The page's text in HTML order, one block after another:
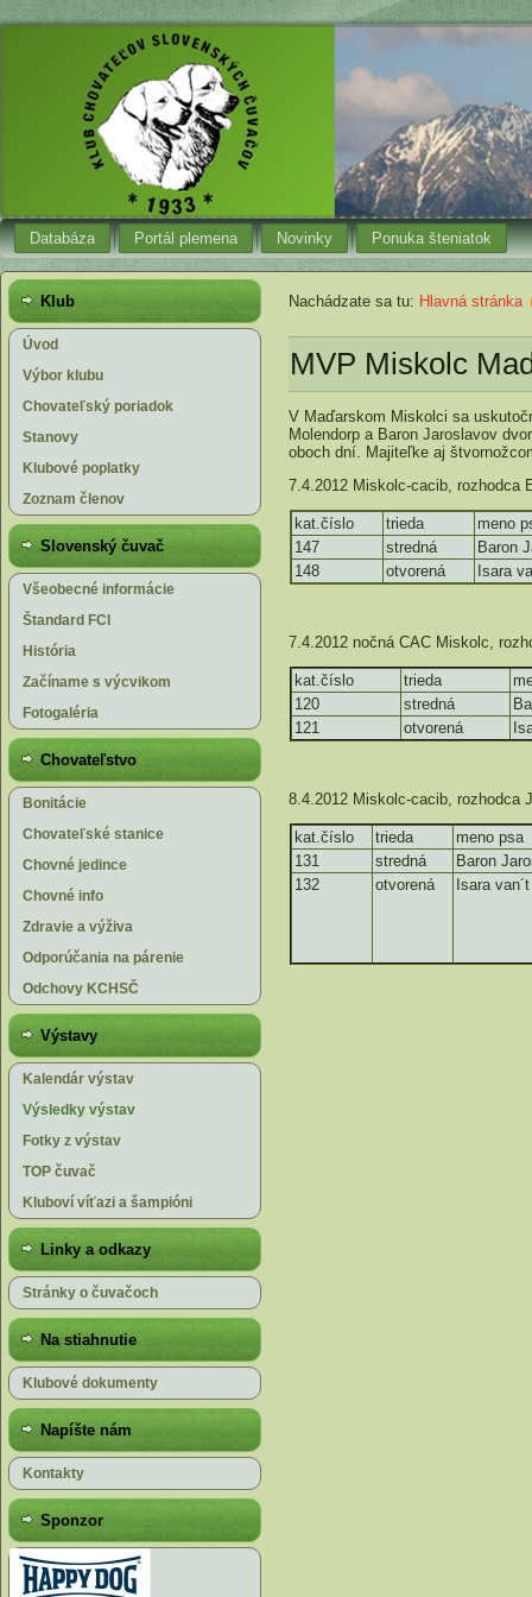
Databáza Portál plemena Novinky Ponuka šteniatok
Klub
Úvod
Výbor klubu
Chovateľský poriadok
Stanovy
Klubové poplatky
Zoznam členov
Slovenský čuvač
Všeobecné informácie
Štandard FCI
História
Začíname s výcvikom
Fotogaléria
Chovateľstvo
Bonitácie
Chovateľské stanice
Chovné jedince
Chovné info
Zdravie a výživa
Odporúčania na párenie
Odchovy KCHSČ
Výstavy
Kalendár výstav
Výsledky výstav
Fotky z výstav
TOP čuvač
Kluboví víťazi a šampióni
Linky a odkazy
Stránky o čuvačoch
Na stiahnutie
Klubové dokumenty
Napíšte nám
Kontakty
Sponzor
Nachádzate sa tu: Hlavná stránka
MVP Miskolc
V Maďarskom Miskolci sa
Molendorp a Baron Jaroslavov
oboch dní. Majiteľke aj
7.4.2012 Miskolc-cacib, rozhodca
kat.číslo trieda
meno
147
stredná
Baron
148
otvorená Isara
7.4.2012 nočná CAC Miskolc,
kat.číslo trieda
120
stredná
121
otvorená
8.4.2012 Miskolc-cacib, rozhodca
kat.číslo trieda
meno psa
131
stredná
Baron
132
otvorená Isara